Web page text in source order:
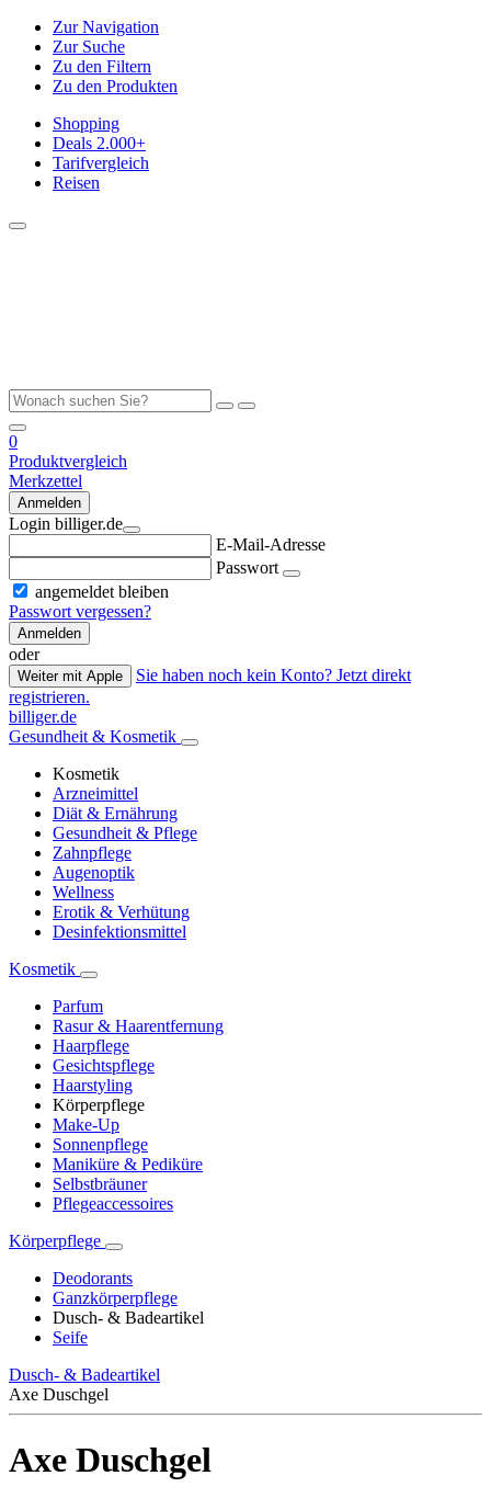
Zur Navigation
Zur Suche
Zu den Filtern
Zu den Produkten
Shopping
Deals 2.000+
Tarifvergleich
Reisen
0
Produktvergleich
Merkzettel
Anmelden
Login billiger.de
E-Mail-Adresse
Passwort
angemeldet bleiben
Passwort vergessen?
Anmelden
oder
Weiter mit Apple
Sie haben noch kein Konto? Jetzt direkt
registrieren.
billiger.de
Gesundheit & Kosmetik
Kosmetik
Arzneimittel
Diät & Ernährung
Gesundheit & Pflege
Zahnpflege
Augenoptik
Wellness
Erotik & Verhütung
Desinfektionsmittel
Kosmetik
Parfum
Rasur & Haarentfernung
Haarpflege
Gesichtspflege
Haarstyling
Körperpflege
Make-Up
Sonnenpflege
Maniküre & Pediküre
Selbstbräuner
Pflegeaccessoires
Körperpflege
Deodorants
Ganzkörperpflege
Dusch- & Badeartikel
Seife
Dusch- & Badeartikel
Axe Duschgel
Axe Duschgel